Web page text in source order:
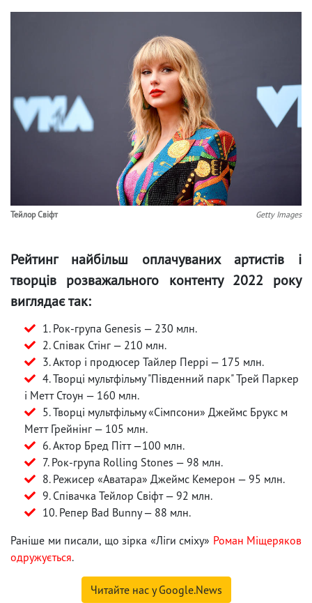
Тейлор Свіфт Getty Images
Рейтинг найбільш оплачуваних артистів і
творців розважального контенту 2022 року
виглядає так:
1. Рок-група Genesis — 230 млн.
2. Співак Стінг — 210 млн.
3. Актор і продюсер Тайлер Перрі — 175 млн.
4. Творці мультфільму "Південний парк" Трей Паркер
і Метт Стоун — 160 млн.
5. Творці мультфільму «Сімпсони» Джеймс Брукс м
Метт Грейнінг — 105 млн.
6. Актор Бред Пітт —100 млн.
7. Рок-група Rolling Stones — 98 млн.
8. Режисер «Аватара» Джеймс Кемерон — 95 млн.
9. Співачка Тейлор Свіфт — 92 млн.
10. Репер Bad Bunny — 88 млн.
Раніше ми писали, що зірка «Ліги сміху» Роман Міщеряков
одружується.
Читайте нас у Google.News